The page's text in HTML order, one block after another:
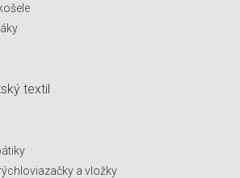
textil
a vložky